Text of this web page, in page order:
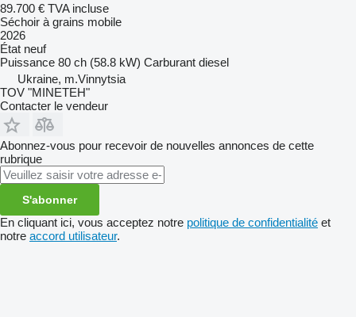
89.700 € TVA incluse
Séchoir à grains mobile
2026
État neuf
Puissance 80 ch (58.8 kW) Carburant diesel
Ukraine, m.Vinnytsia
TOV "MINETEH"
Contacter le vendeur
Abonnez-vous pour recevoir de nouvelles annonces de cette
rubrique
S'abonner
En cliquant ici, vous acceptez notre politique de confidentialité et
notre accord utilisateur.